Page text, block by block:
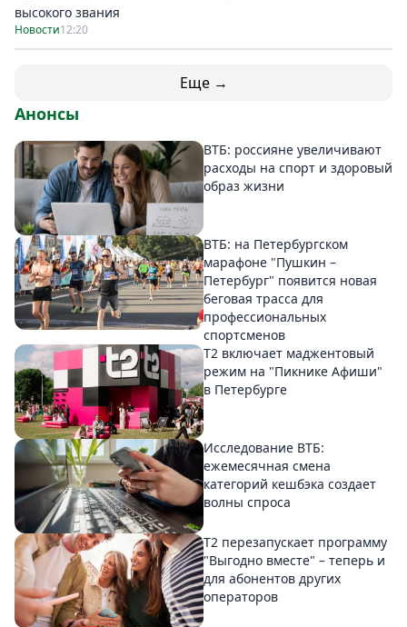
высокого звания
Новости12:20
Еще →
Анонсы
ВТБ: россияне увеличивают
расходы на спорт и здоровый
образ жизни
ВТБ: на Петербургском
марафоне "Пушкин –
Петербург" появится новая
беговая трасса для
профессиональных
спортсменов
Т2 включает маджентовый
режим на "Пикнике Афиши"
в Петербурге
Исследование ВТБ:
ежемесячная смена
категорий кешбэка создает
волны спроса
Т2 перезапускает программу
"Выгодно вместе" – теперь и
для абонентов других
операторов